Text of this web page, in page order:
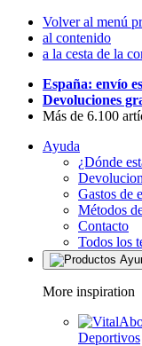
Volver al menú
al contenido
a la cesta de la
España: envío
Devoluciones
Más de 6.100
Ayuda
¿Dónde
Gastos de
Métodos
Contacto
Todos los
More inspiration
Deportivos